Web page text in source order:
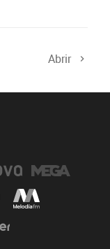
Abrir
y planes
noticias
de cocina